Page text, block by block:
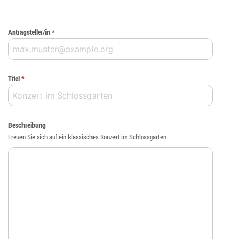
Antragsteller/in*
Titel*
Beschreibung
Freuen Sie sich auf ein klassisches Konzert im Schlossgarten.